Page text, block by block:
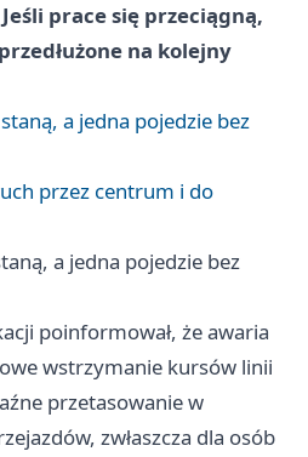
prace się przeciągną,
na kolejny
a jedna pojedzie bez
przez centrum i do
a jedna pojedzie bez
poinformował, że awaria
wstrzymanie kursów linii
przetasowanie w
zwłaszcza dla osób